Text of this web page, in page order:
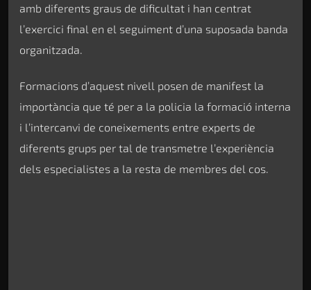
amb diferents graus de dificultat i han centrat
l’exercici final en el seguiment d’una suposada banda
organitzada.
Formacions d’aquest nivell posen de manifest la
importància que té per a la policia la formació interna
i l’intercanvi de coneixements entre experts de
diferents grups per tal de transmetre l’experiència
dels especialistes a la resta de membres del cos.